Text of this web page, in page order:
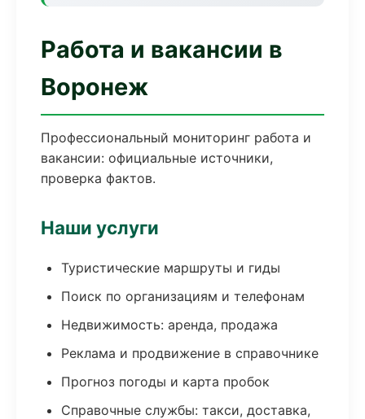
Работа и вакансии в
Воронеж
Профессиональный мониторинг работа и
вакансии: официальные источники,
проверка фактов.
Наши услуги
Туристические маршруты и гиды
Поиск по организациям и телефонам
Недвижимость: аренда, продажа
Реклама и продвижение в справочнике
Прогноз погоды и карта пробок
Справочные службы: такси, доставка,